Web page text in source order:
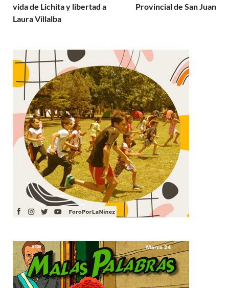
vida de Lichita y libertad a
Laura Villalba
Provincial de San Juan